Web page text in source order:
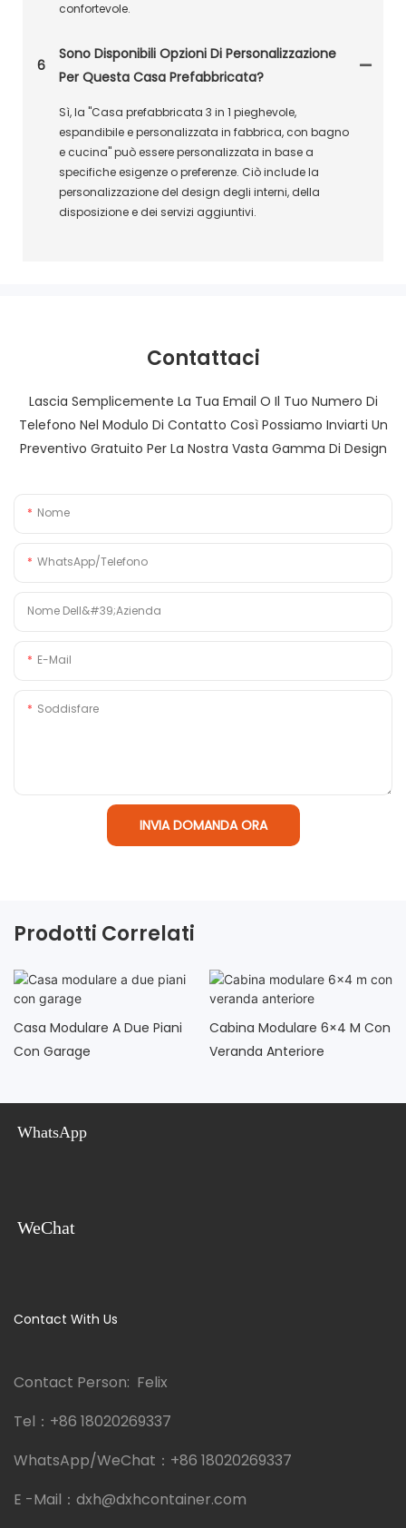
confortevole.
6
Sono Disponibili Opzioni Di Personalizzazione
Per Questa Casa Prefabbricata?
Sì, la "Casa prefabbricata 3 in 1 pieghevole,
espandibile e personalizzata in fabbrica, con bagno
e cucina" può essere personalizzata in base a
specifiche esigenze o preferenze. Ciò include la
personalizzazione del design degli interni, della
disposizione e dei servizi aggiuntivi.
Contattaci
Lascia Semplicemente La Tua Email O Il Tuo Numero Di
Telefono Nel Modulo Di Contatto Così Possiamo Inviarti Un
Preventivo Gratuito Per La Nostra Vasta Gamma Di Design
Nome
WhatsApp/Telefono
Nome Dell&#39;azienda
E-Mail
Soddisfare
INVIA DOMANDA ORA
Prodotti Correlati
Casa Modulare A Due Piani
Con Garage
Cabina Modulare 6×4 M Con
Veranda Anteriore
WhatsApp
WeChat
Contact With Us
Contact Person: Felix
Tel： +86 18020269337
WhatsApp/WeChat： +86 18020269337
E -Mail： dxh@dxhcontainer.com